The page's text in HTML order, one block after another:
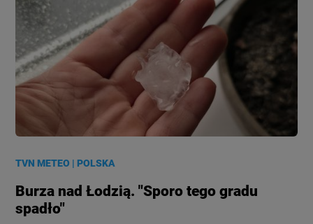
TVN METEO |POLSKA
Burza nad Łodzią. "Sporo tego gradu
spadło"